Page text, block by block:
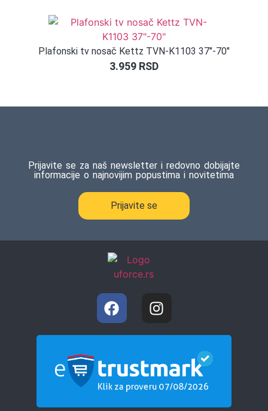
Plafonski tv nosač Kettz TVN-K1103 37″-70″
3.959 RSD
Prijavite se za naš newsletter i redovno dobijajte
informacije o najnovijim popustima i novitetima
Prijavite se